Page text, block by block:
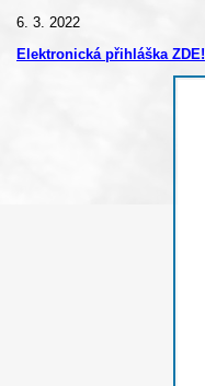
6. 3. 2022
Elektronická přihláška ZDE!